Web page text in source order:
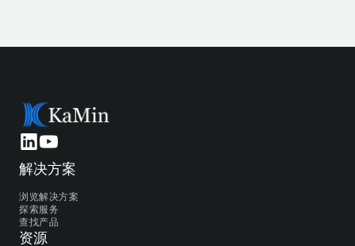
解决方案
浏览解决方案
探索服务
查找产品
资源